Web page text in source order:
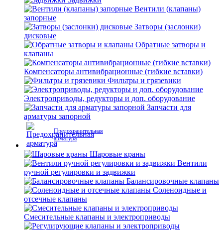
Вентили (клапаны)
запорные
Затворы (заслонки)
дисковые
Обратные затворы и
клапаны
Компенсаторы антивибрационные (гибкие вставки)
Фильтры и грязевики
Электроприводы, редукторы и доп. оборудование
Запчасти для
арматуры запорной
Предохранительная
арматура
Шаровые краны
Вентили
ручной регулировки и задвижки
Балансировочные клапаны
Соленоидные и
отсечные клапаны
Смесительные клапаны и электроприводы